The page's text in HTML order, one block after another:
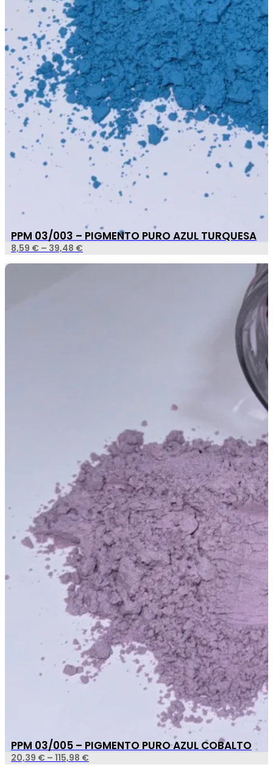
PPM 03/003 – PIGMENTO PURO AZUL TURQUESA
8,59 € – 39,48 €
PPM 03/005 – PIGMENTO PURO AZUL COBALTO
20,39 € – 115,98 €